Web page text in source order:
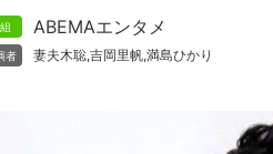
ABEMAエンタメ
妻夫木聡,吉岡里帆,満島ひかり